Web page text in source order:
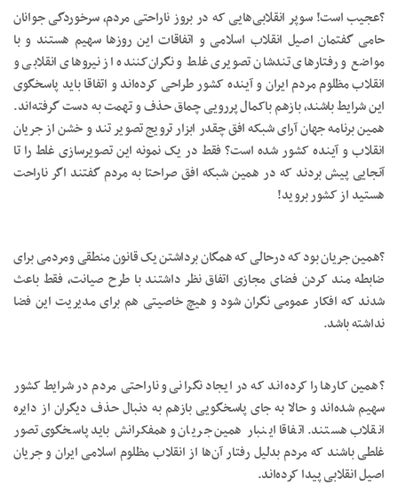
?عجیب است! سوپر انقلابی‌هایی که در بروز ناراحتی مردم، سرخوردگی جوانان
حامی گفتمان اصیل انقلاب اسلامی و اتفاقات این روزها سهیم هستند و با
مواضع و رفتارهای تندشان تصویری غلط و نگران‌کننده از نیروهای انقلابی و
انقلاب مظلوم مردم ایران و آینده کشور طراحی کرده‌اند و اتفاقا باید پاسخگوی
این شرایط باشند، بازهم باکمال پررویی چماق حذف و تهمت به دست گرفته‌اند.
همین برنامه جهان آرای شبکه افق چقدر ابزار ترویج تصویر تند و خشن از جریان
انقلاب و آینده کشور شده است؟ فقط در یک نمونه این تصویرسازی غلط را تا
آنجایی پیش بردند که در همین شبکه افق صراحتا به مردم گفتند اگر ناراحت
هستید از کشور بروید!
?همین جریان بود که درحالی که همگان برداشتن یک قانون منطقی ومردمی برای
ضابطه مند کردن فضای مجازی اتفاق نظر داشتند با طرح صیانت، فقط باعث
شدند که افکار عمومی نگران شود و هیچ خاصیتی هم برای مدیریت این فضا
نداشته باشد.
?همین کارها را کرده‌اند که در ایجاد نگرانی و ناراحتی مردم در شرایط کشور
سهیم شده‌اند و حالا به جای پاسخگویی بازهم به دنبال حذف دیگران از دایره
انقلاب هستند. اتفاقا اینبار همین جریان و همفکرانش باید پاسخگوی تصور
غلطی باشند که مردم بدلیل رفتار آن‌ها از انقلاب مظلوم اسلامی ایران و جریان
اصیل انقلابی پیدا کرده‌اند.